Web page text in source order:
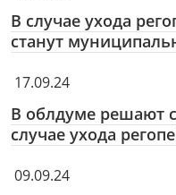
В случае ухода
станут
17.09.24
В облдуме решают
случае ухода
09.09.24